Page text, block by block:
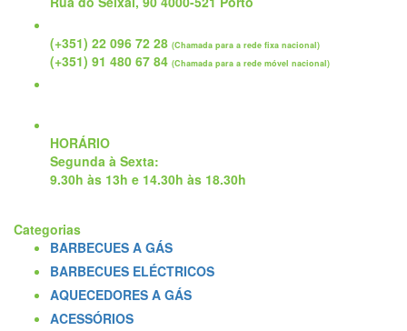
(+351) 22 096 72 28 (Chamada para a rede fixa nacional)
(+351) 91 480 67 84 (Chamada para a rede móvel nacional)
HORÁRIO
Segunda à Sexta:
9.30h às 13h e 14.30h às 18.30h
Categorias
BARBECUES A GÁS
BARBECUES ELÉCTRICOS
AQUECEDORES A GÁS
ACESSÓRIOS